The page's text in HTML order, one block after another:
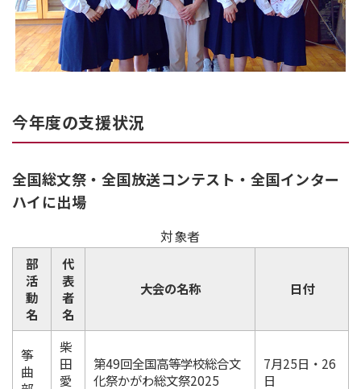
今年度の支援状況
全国総文祭・全国放送コンテスト・全国インター
ハイに出場
対象者
部
活
動
名
代
表
者
名
大会の名称 日付
筝
曲
柴
田
愛
第49回全国高等学校総合文
化祭かがわ総文祭2025
7月25日・26
日